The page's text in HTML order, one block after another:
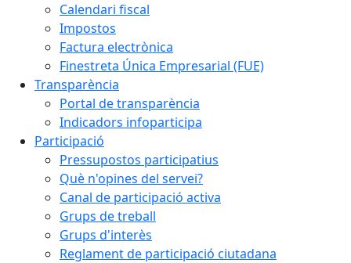
Calendari fiscal
Impostos
Factura electrònica
Finestreta Única Empresarial (FUE)
Transparència
Portal de transparència
Indicadors infoparticipa
Participació
Pressupostos participatius
Què n'opines del servei?
Canal de participació activa
Grups de treball
Grups d'interès
Reglament de participació ciutadana